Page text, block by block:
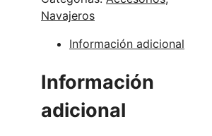
Navajeros
Información adicional
Información
adicional